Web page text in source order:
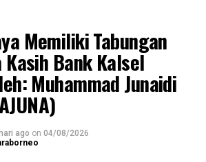
0 Facebook 0
0 Twitter/X
khususnya dalam memenuhi
berupa Sumbangan Pembinaan
ujar UPZ Bank Kalsel.
Bank Kalsel melalui UPZ Bank
dukungan melalui penyaluran
dari para muzaki khususnya
Bantuan pendidikan ini diharapkan
biaya pendidikan para siswa
membantu mereka untuk
Memiliki Tabungan
Kasih Bank Kalsel
Muhammad Junaidi
ago on 04/08/2026